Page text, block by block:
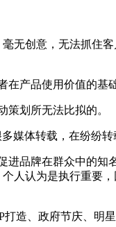
创意，无法抓住
品使用价值的基
划所无法比拟的。
体转载，在纷纷转
品牌在群众中的知
人认为是执行重要
、政府节庆、明